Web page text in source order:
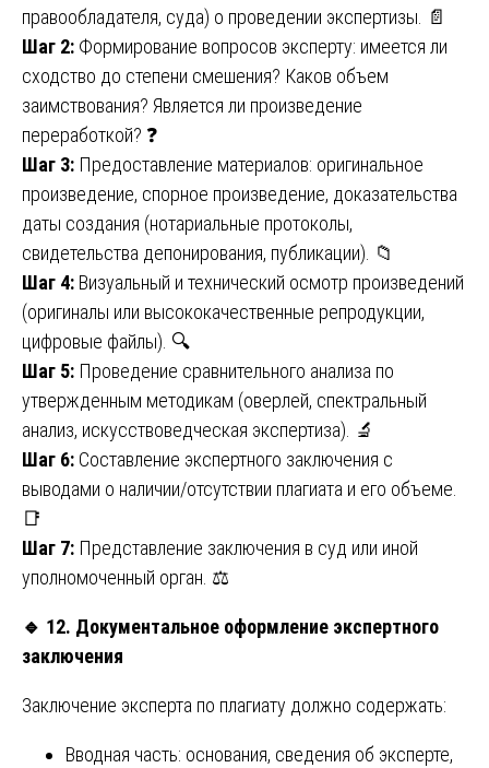
правообладателя, суда) о проведении экспертизы. 📄
Шаг 2: Формирование вопросов эксперту: имеется ли
сходство до степени смешения? Каков объем
заимствования? Является ли произведение
переработкой? ❓
Шаг 3: Предоставление материалов: оригинальное
произведение, спорное произведение, доказательства
даты создания (нотариальные протоколы,
свидетельства депонирования, публикации). 📁
Шаг 4: Визуальный и технический осмотр произведений
(оригиналы или высококачественные репродукции,
цифровые файлы). 🔍
Шаг 5: Проведение сравнительного анализа по
утвержденным методикам (оверлей, спектральный
анализ, искусствоведческая экспертиза). 🔬
Шаг 6: Составление экспертного заключения с
выводами о наличии/отсутствии плагиата и его объеме.
📑
Шаг 7: Представление заключения в суд или иной
уполномоченный орган. ⚖️
🔹 12. Документальное оформление экспертного
заключения
Заключение эксперта по плагиату должно содержать:
Вводная часть: основания, сведения об эксперте,